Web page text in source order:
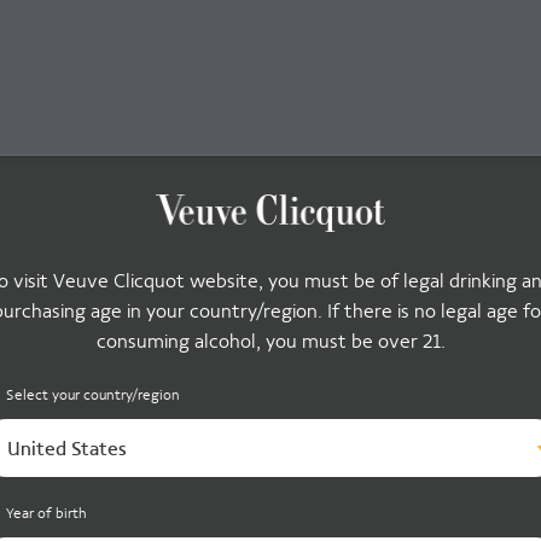
visit Veuve Clicquot website, you must be of legal drinking
age in your country/region. If there is no legal age
consuming alcohol, you must be over 21.
Select your country/region
United States
Year of birth